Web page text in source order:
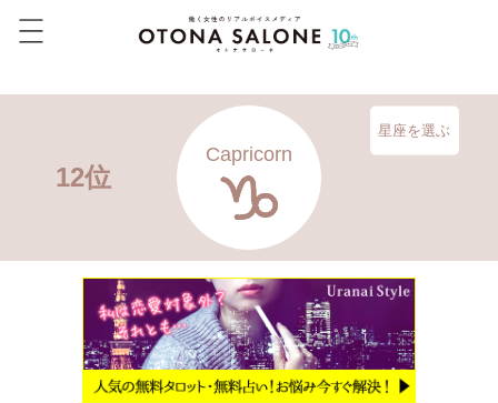
12位
Capricorn
星座を選ぶ